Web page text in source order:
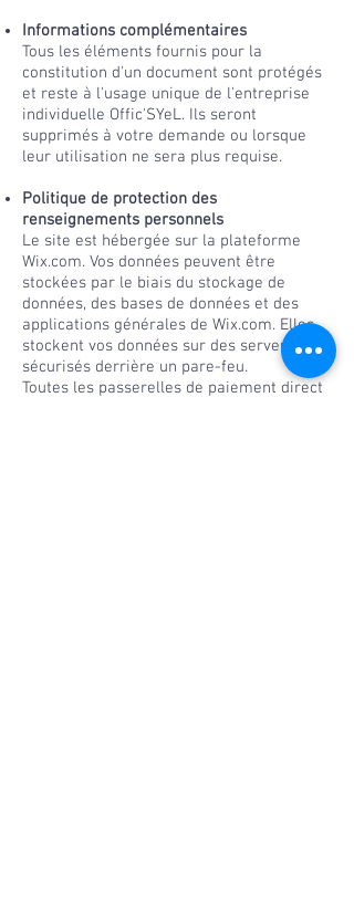
Informations complémentaires
Tous les éléments fournis pour la
constitution d'un document sont protégés
et reste à l'usage unique de l'entreprise
individuelle Offic'SYeL. Ils seront
supprimés à votre demande ou lorsque
leur utilisation ne sera plus requise.
Politique de protection des
renseignements personnels
Le site est hébergée sur la plateforme
Wix.com. Vos données peuvent être
stockées par le biais du stockage de
données, des bases de données et des
applications générales de Wix.com. Elles
stockent vos données sur des serveurs
sécurisés derrière un pare-feu.
Toutes les passerelles de paiement direct